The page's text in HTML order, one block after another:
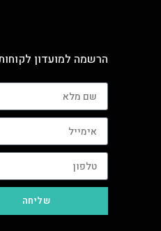
הרשמה למועדון
שליחה